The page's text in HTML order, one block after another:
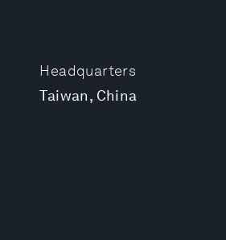
Headquarters
Taiwan, China